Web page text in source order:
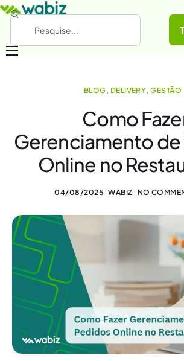
Conheça a WAbiz
Materiais Gratuitos
BLOG, DELIVERY,GESTÃO
Como
Gerenciamento
Online no
04/08/2025 WABIZ NO